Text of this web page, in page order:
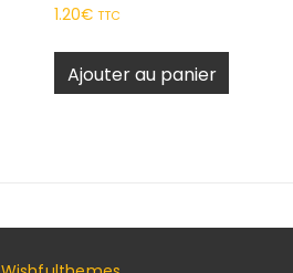
1.20€ TTC
Ajouter au panier